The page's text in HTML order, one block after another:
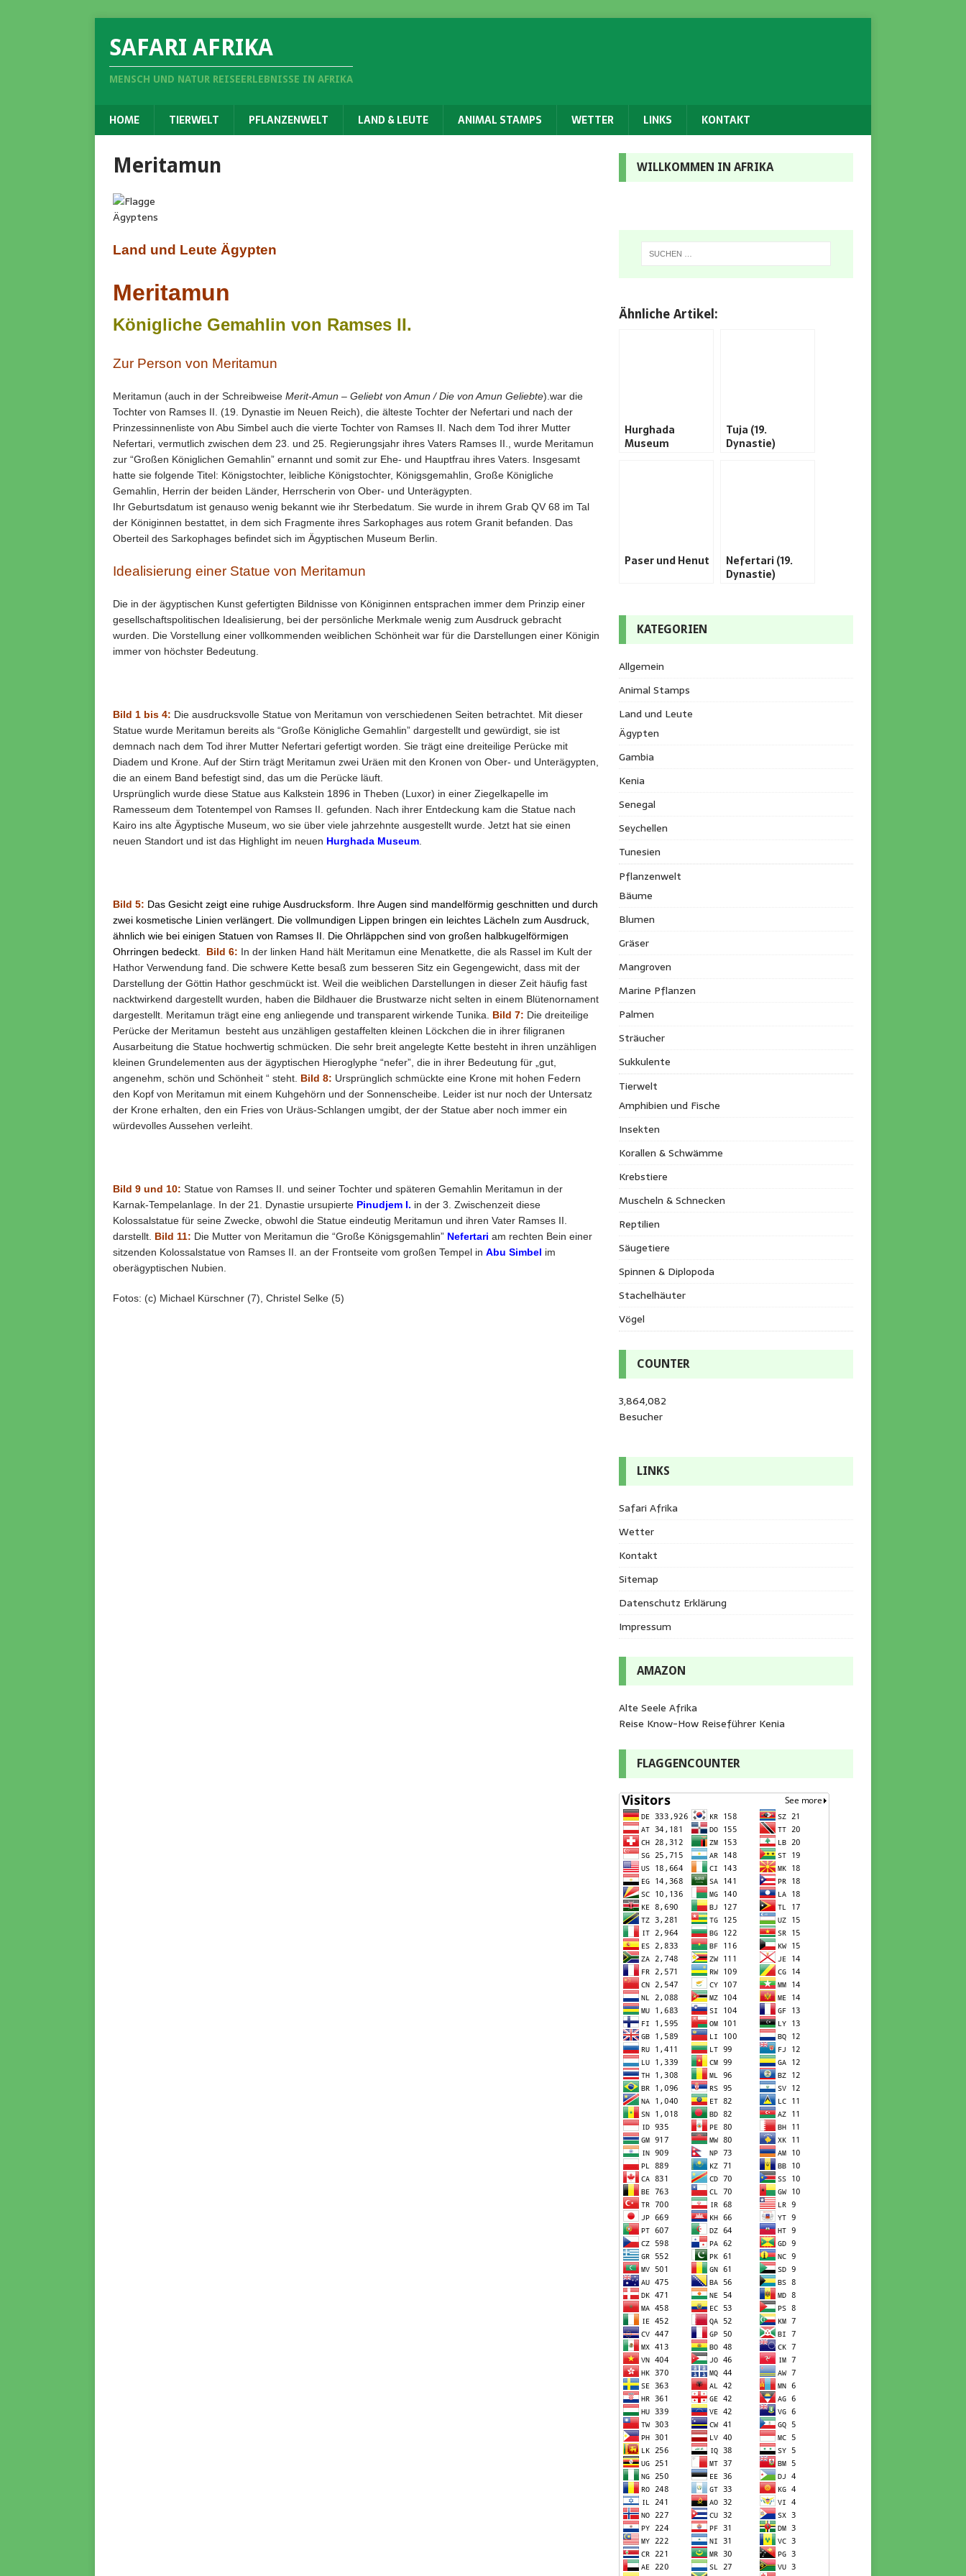
SAFARI AFRIKA
MENSCH UND NATUR REISEERLEBNISSE IN AFRIKA
HOME TIERWELT PFLANZENWELT LAND & LEUTE ANIMAL STAMPS WETTER LINKS KONTAKT
Meritamun
Land und Leute Ägypten
Meritamun
Königliche Gemahlin von Ramses II.
Zur Person von Meritamun
Meritamun (auch in der Schreibweise Merit-Amun – Geliebt von Amun /Die von Amun Geliebte).war die
Tochter von Ramses II. (19. Dynastie im Neuen Reich), die älteste Tochter der Nefertari und nach der
Prinzessinnenliste von Abu Simbel auch die vierte Tochter von Ramses II. Nach dem Tod ihrer Mutter
Nefertari, vermutlich zwischen dem 23. und 25. Regierungsjahr ihres Vaters Ramses II., wurde Meritamun
zur “Großen Königlichen Gemahlin” ernannt und somit zur Ehe- und Hauptfrau ihres Vaters. Insgesamt
hatte sie folgende Titel: Königstochter, leibliche Königstochter, Königsgemahlin, Große Königliche
Gemahlin, Herrin der beiden Länder, Herrscherin von Ober- und Unterägypten.
Ihr Geburtsdatum ist genauso wenig bekannt wie ihr Sterbedatum. Sie wurde in ihrem Grab QV 68 im Tal
der Königinnen bestattet, in dem sich Fragmente ihres Sarkophages aus rotem Granit befanden. Das
Oberteil des Sarkophages befindet sich im Ägyptischen Museum Berlin.
Idealisierung einer Statue von Meritamun
Die in der ägyptischen Kunst gefertigten Bildnisse von Königinnen entsprachen immer dem Prinzip einer
gesellschaftspolitischen Idealisierung, bei der persönliche Merkmale wenig zum Ausdruck gebracht
wurden. Die Vorstellung einer vollkommenden weiblichen Schönheit war für die Darstellungen einer Königin
immer von höchster Bedeutung.
Bild 1 bis 4: Die ausdrucksvolle Statue von Meritamun von verschiedenen Seiten betrachtet. Mit dieser
Statue wurde Meritamun bereits als “Große Königliche Gemahlin” dargestellt und gewürdigt, sie ist
demnach nach dem Tod ihrer Mutter Nefertari gefertigt worden. Sie trägt eine dreiteilige Perücke mit
Diadem und Krone. Auf der Stirn trägt Meritamun zwei Uräen mit den Kronen von Ober- und Unterägypten,
die an einem Band befestigt sind, das um die Perücke läuft.
Ursprünglich wurde diese Statue aus Kalkstein 1896 in Theben (Luxor) in einer Ziegelkapelle im
Ramesseum dem Totentempel von Ramses II. gefunden. Nach ihrer Entdeckung kam die Statue nach
Kairo ins alte Ägyptische Museum, wo sie über viele jahrzehnte ausgestellt wurde. Jetzt hat sie einen
neuen Standort und ist das Highlight im neuen Hurghada Museum
Bild 5: Das Gesicht zeigt eine ruhige Ausdrucksform. IhreAugen sind mandelförmig geschnitten und durch
zwei kosmetische Linien verlängert. Die vollmundigen Lippen bringen ein leichtes Lächeln zum Ausdruck,
ähnlich wie bei einigen Statuen von Ramses II.
Die Ohrläppchen sind von großen halbkugelförmigen
Ohrringen bedeckt.
Bild 6: In der linken Hand hält Meritamun eine Menatkette, die als Rassel im Kult der
Hathor Verwendung fand. Die schwere Kette besaß zum besseren Sitz ein Gegengewicht, dass mit der
Darstellung der Göttin Hathor geschmückt ist. Weil die weiblichen Darstellungen in dieser Zeit häufig fast
nacktwirkend dargestellt wurden, haben die Bildhauer die Brustwarze nicht selten in einem Blütenornament
dargestellt. Meritamun trägt eine eng anliegende und transparent wirkende Tunika. Bild 7: Die dreiteilige
Perücke der Meritamun besteht aus unzähligen gestaffelten kleinen Löckchen die in ihrer filigranen
Ausarbeitung die Statue hochwertig schmücken. Die sehr breit angelegte Kette besteht in ihren unzähligen
kleinen Grundelementen aus der ägyptischen Hieroglyphe “nefer”, die in ihrer Bedeutung für „gut,
angenehm, schön und Schönheit “ steht. Bild 8: Ursprünglich schmückte eine Krone mit hohen Federn
den Kopf von Meritamun mit einem Kuhgehörn und der Sonnenscheibe. Leider ist nur noch der Untersatz
der Krone erhalten, den ein Fries von Uräus-Schlangen umgibt, der der Statue aber noch immer ein
würdevolles Aussehen verleiht.
Bild 9 und 10: Statue von Ramses II. und seiner Tochter und späteren Gemahlin Meritamun in der
Karnak-Tempelanlage. In der 21. Dynastie ursupierte Pinudjem I. in der 3. Zwischenzeit diese
Kolossalstatue für seine Zwecke, obwohl die Statue eindeutig Meritamun und ihren Vater Ramses II.
darstellt. Bild 11: Die Mutter von Meritamun die “Große Königsgemahlin” Nefertari am rechten Bein einer
sitzenden Kolossalstatue von Ramses II. an der Frontseite vom großen Tempel in Abu Simbel im
oberägyptischen Nubien.
Fotos: (c) Michael Kürschner (7), Christel Selke (5)
WILLKOMMEN IN AFRIKA
Ähnliche Artikel:
Hurghada
Museum
Tuja (19.
Dynastie)
Paser und Henut
Nefertari (19.
Dynastie)
KATEGORIEN
Allgemein
Animal Stamps
Land und Leute
Ägypten
Gambia
Kenia
Senegal
Seychellen
Tunesien
Pflanzenwelt
Bäume
Blumen
Gräser
Mangroven
Marine Pflanzen
Palmen
Sträucher
Sukkulente
Tierwelt
Amphibien und Fische
Insekten
Korallen & Schwämme
Krebstiere
Muscheln & Schnecken
Reptilien
Säugetiere
Spinnen & Diplopoda
Stachelhäuter
Vögel
COUNTER
3,864,082
Besucher
LINKS
Safari Afrika
Wetter
Kontakt
Sitemap
Datenschutz Erklärung
Impressum
AMAZON
Alte Seele Afrika
Reise Know-How Reiseführer Kenia
FLAGGENCOUNTER